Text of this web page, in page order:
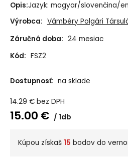
Opis:Jazyk: magyar/slovenčina/
Výrobca: Vámbéry Polgári
Záručná doba: 24 mesiac
Kód: FSZ2
Dostupnosť: na sklade
14.29 € bez DPH
15.00 € 1db
Kúpou získaš 15 bodov do